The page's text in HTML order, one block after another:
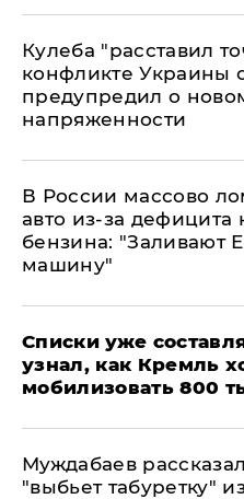
Кулеба "расставил
конфликте Украины
предупредил о
напряженности
В России массово
авто из-за дефицита
бензина: "Заливают
машину"
Списки уже
узнал, как Кремль
мобилизовать 800
Муждабаев
"выбьет табуретку"